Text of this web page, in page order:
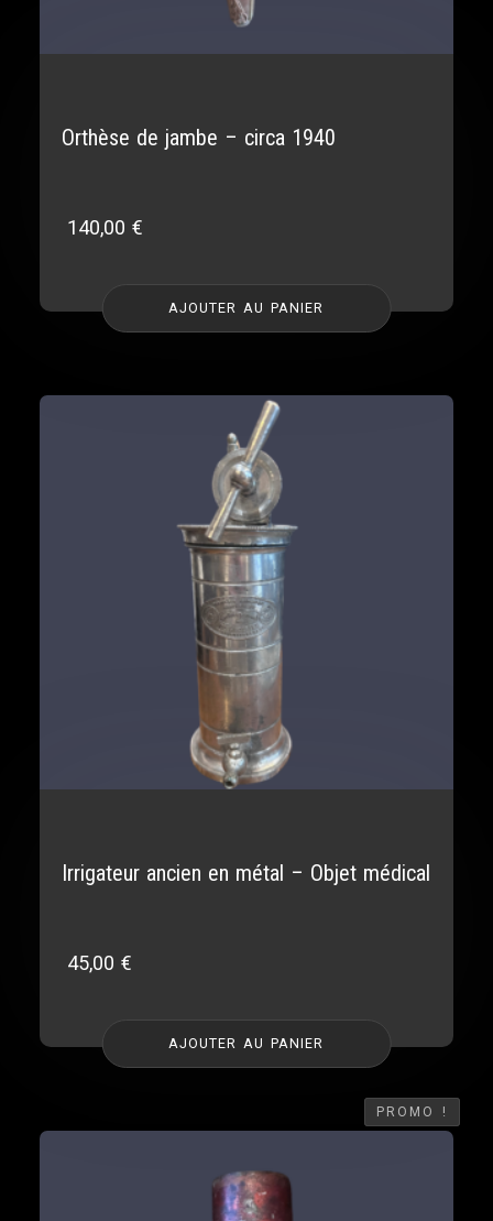
Orthèse de jambe – circa 1940
140,00€
AJOUTER AU PANIER
Irrigateur ancien en métal – Objet médical
45,00€
AJOUTER AU PANIER
PROMO !
PROMO !